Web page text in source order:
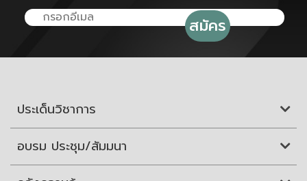
ประเด็นวิชาการ
อบรม ประชุม/สัมมนา